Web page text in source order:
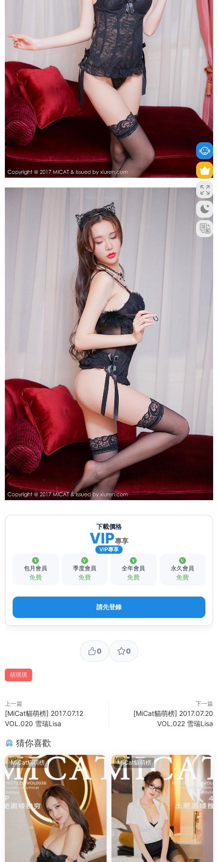
下載價格
VIP專享
VIP專享
包月會員
免費
季度會員
免費
全年會員
免費
永久會員
免費
請先登錄
0 0
萌琪琪
上一篇
[MiCat貓萌榜] 2017.07.12
VOL.020 雪瑞Lisa
下一篇
[MiCat貓萌榜] 2017.07.20
VOL.022 雪瑞Lisa
猜你喜歡
MiCat貓萌榜
VIP MiCat貓萌榜
VIP